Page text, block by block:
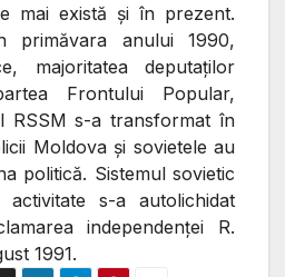
mai există şi în prezent.
primăvara anului 1990,
majoritatea deputaţilor
Frontului Popular,
RSSM s-a transformat în
Moldova şi sovietele au
politică. Sistemul sovietic
s-a autolichidat
independenţei R.
1991.